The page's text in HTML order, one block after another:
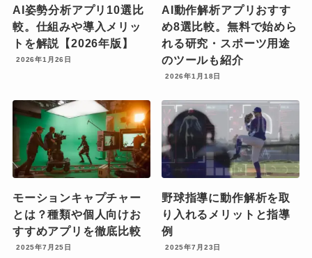
AI姿勢分析アプリ10選比
較。仕組みや導入メリッ
トを解説【2026年版】
2026年1月26日
AI動作解析アプリおすす
め8選比較。無料で始めら
れる研究・スポーツ用途
のツールも紹介
2026年1月18日
モーションキャプチャー
とは？種類や個人向けお
すすめアプリを徹底比較
2025年7月25日
野球指導に動作解析を取
り入れるメリットと指導
例
2025年7月23日